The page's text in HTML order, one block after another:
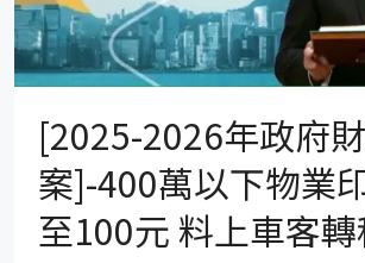
[2025-2026年政府
案]-400萬以下物業
至100元 料上車客